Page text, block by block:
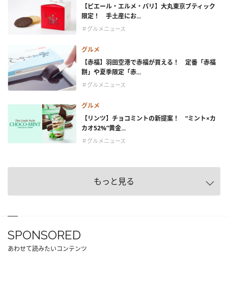
【ピエール・エルメ・パリ】大丸東京ブティック
限定！ 手土産にお...
＃グルメニュース
グルメ
【赤福】羽田空港で赤福が買える！ 定番「赤福
餅」や夏季限定「赤...
＃グルメニュース
グルメ
【リンツ】チョコミントの新提案！ “ミント×カ
カオ52%”黄金...
＃グルメニュース
もっと見る
SPONSORED
あわせて読みたいコンテンツ